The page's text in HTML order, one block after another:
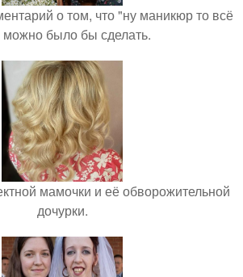
о том, что "ну маникюр то всё
можно было бы сделать.
мамочки и её обворожительной
дочурки.